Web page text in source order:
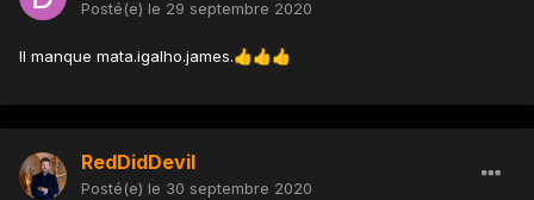
Posté(e) le 29 septembre 2020
Il manque mata.igalho.james.👍👍👍
RedDidDevil
Posté(e) le 30 septembre 2020